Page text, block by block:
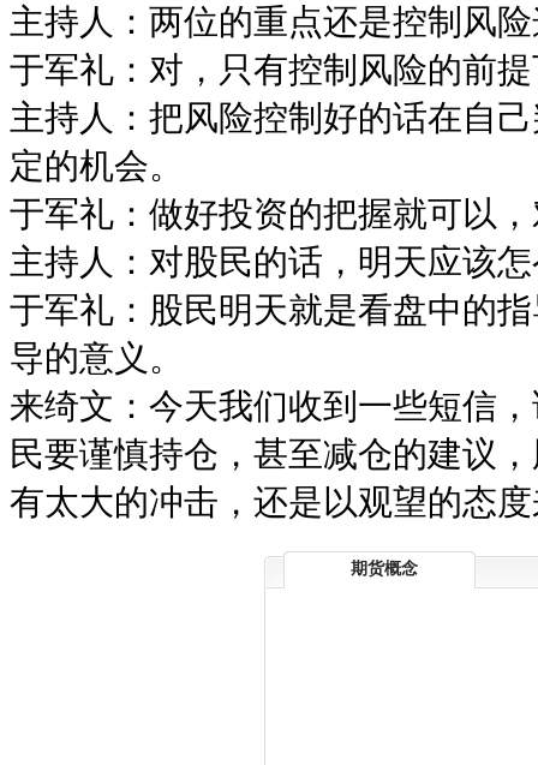
主持人：两位的重点还是控制风
于军礼：对，只有控制风险的前
主持人：把风险控制好的话在自
定的机会。
于军礼：做好投资的把握就可以
主持人：对股民的话，明天应该
于军礼：股民明天就是看盘中的
导的意义。
来绮文：今天我们收到一些短信
民要谨慎持仓，甚至减仓的建议
有太大的冲击，还是以观望的态
期货概念